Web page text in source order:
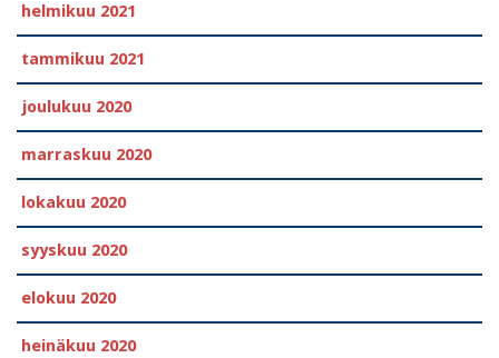
helmikuu 2021
tammikuu 2021
joulukuu 2020
marraskuu 2020
lokakuu 2020
syyskuu 2020
elokuu 2020
heinäkuu 2020